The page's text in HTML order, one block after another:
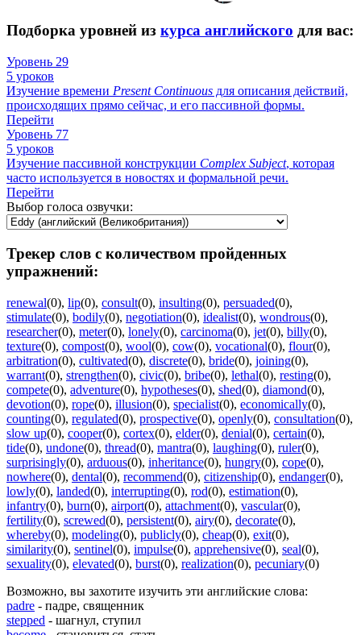
Подборка уровней из курса английского для вас:
Уровень 29
5 уроков
Изучение времени Present Continuous для описания действий,
происходящих прямо сейчас, и его пассивной формы.
Перейти
Уровень 77
5 уроков
Изучение пассивной конструкции Complex Subject, которая
часто используется в новостях и формальной речи.
Перейти
Выбор голоса озвучки:
Трекер слов с количеством пройденных
упражнений:
renewal(0), lip(0), consult(0), insulting(0), persuaded(0),
stimulate(0), bodily(0), negotiation(0), idealist(0), wondrous(0),
researcher(0), meter(0), lonely(0), carcinoma(0), jet(0), billy(0),
texture(0), compost(0), wool(0), cow(0), vocational(0), flour(0),
arbitration(0), cultivated(0), discrete(0), bride(0), joining(0),
warrant(0), strengthen(0), civic(0), bribe(0), lethal(0), resting(0),
compete(0), adventure(0), hypotheses(0), shed(0), diamond(0),
devotion(0), rope(0), illusion(0), specialist(0), economically(0),
counting(0), regulated(0), prospective(0), openly(0), consultation(0),
slow up(0), cooper(0), cortex(0), elder(0), denial(0), certain(0),
tide(0), undone(0), thread(0), mantra(0), laughing(0), ruler(0),
surprisingly(0), arduous(0), inheritance(0), hungry(0), cope(0),
nowhere(0), dental(0), recommend(0), citizenship(0), endanger(0),
lowly(0), landed(0), interrupting(0), rod(0), estimation(0),
infantry(0), burn(0), airport(0), attachment(0), vascular(0),
fertility(0), screwed(0), persistent(0), airy(0), decorate(0),
whereby(0), modeling(0), publicly(0), cheap(0), exit(0),
similarity(0), sentinel(0), impulse(0), apprehensive(0), seal(0),
sexuality(0), elevated(0), burst(0), realization(0), pecuniary(0)
Возможно, вы захотите изучить эти английские слова:
padre - падре, священник
stepped - шагнул, ступил